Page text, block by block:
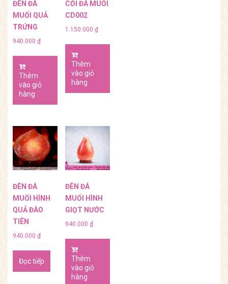
ĐÈN ĐÁ
MUỐI QUẢ
TRỨNG
940.000 ₫
Thêm
vào giỏ
hàng
CỐI ĐÁ MUỐI
CD002
1.150.000 ₫
Thêm
vào giỏ
hàng
ĐÈN ĐÁ
MUỐI HÌNH
QUẢ ĐÀO
TIÊN
940.000 ₫
Đọc tiếp
ĐÈN ĐÁ
MUỐI HÌNH
GIỌT NƯỚC
940.000 ₫
Thêm
vào giỏ
hàng